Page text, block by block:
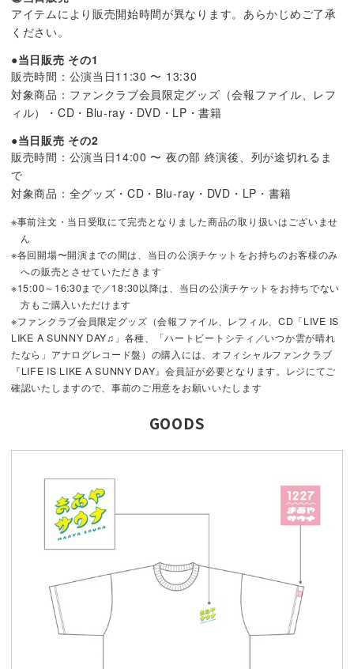
アイテムにより販売開始時間が異なります。あらかじめご了承
ください。
●当日販売 その1
販売時間：公演当日11:30 〜 13:30
対象商品：ファンクラブ会員限定グッズ（会報ファイル、レフ
ィル）・CD・Blu-ray・DVD・LP・書籍
●当日販売 その2
販売時間：公演当日14:00 〜 夜の部 終演後、列が途切れるま
で
対象商品：全グッズ・CD・Blu-ray・DVD・LP・書籍
※事前注文・当日受取にて完売となりました商品の取り扱いはございませ
ん
※各回開場〜開演までの間は、当日の公演チケットをお持ちのお客様のみ
への販売とさせていただきます
※15:00～16:30まで／18:30以降は、当日の公演チケットをお持ちでない
方もご購入いただけます
※ファンクラブ会員限定グッズ（会報ファイル、レフィル、CD「LIVE IS
LIKE A SUNNY DAY♫」各種、「ハートビートシティ／いつか雲が晴れ
たなら」アナログレコード盤）の購入には、オフィシャルファンクラブ
『LIFE IS LIKE A SUNNY DAY』会員証が必要となります。レジにてご
確認いたしますので、事前のご用意をお願いいたします
GOODS